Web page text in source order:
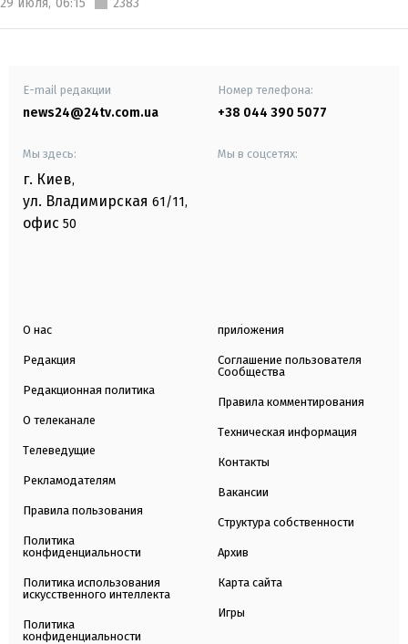
E-mail редакции
news24@24tv.com.ua
Номер телефона:
+38 044 390 5077
Мы здесь:
г. Киев,
ул. Владимирская 61/11,
офис 50
Мы в соцсетях:
О нас
Редакция
Редакционная политика
О телеканале
Телеведущие
Рекламодателям
Правила пользования
Политика
конфиденциальности
Политика использования
искусственного интеллекта
Политика
конфиденциальности
приложения
Соглашение пользователя
Сообщества
Правила комментирования
Техническая информация
Контакты
Вакансии
Структура собственности
Архив
Карта сайта
Игры